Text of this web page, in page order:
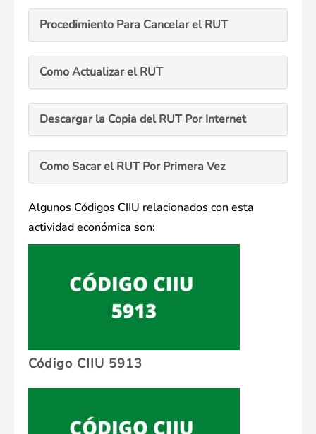
Procedimiento Para Cancelar el RUT
Como Actualizar el RUT
Descargar la Copia del RUT Por Internet
Como Sacar el RUT Por Primera Vez
Algunos Códigos CIIU relacionados con esta
actividad económica son:
Código CIIU 5913